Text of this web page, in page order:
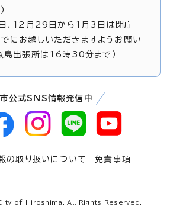
、12月29日から1月3日は閉庁
にお越しいただきますようお願い
似島出張所は16時30分まで）
公式SNS情報発信中
の取り扱いについて
免責事項
of Hiroshima. All Rights Reserved.